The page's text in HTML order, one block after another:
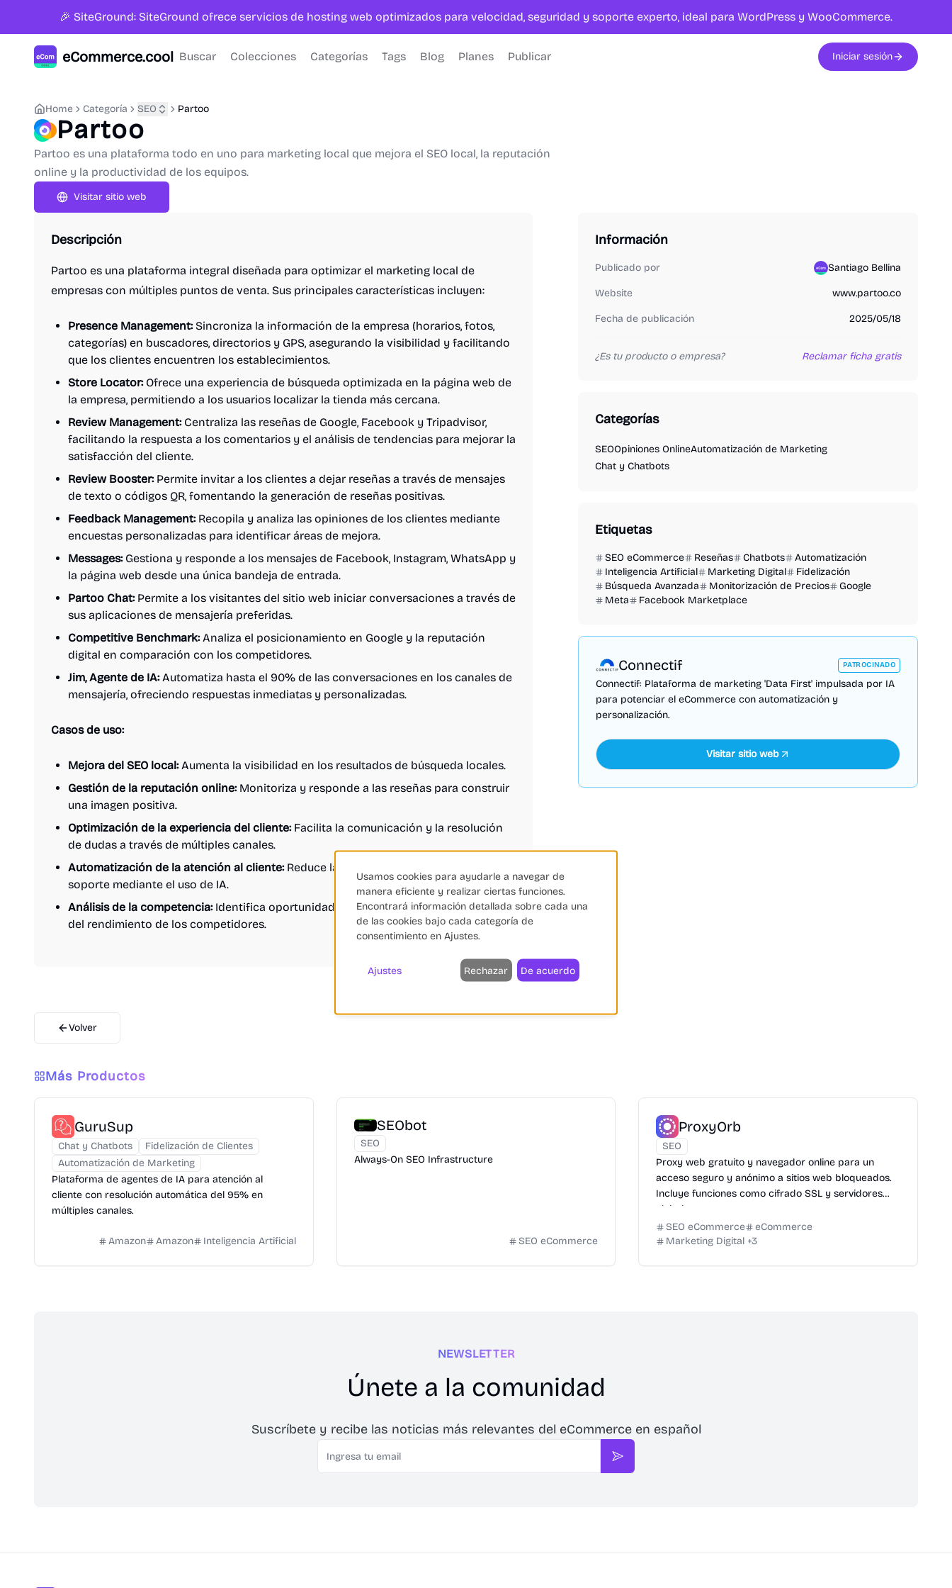
🎉 SiteGround: SiteGround ofrece servicios de hosting web optimizados para velocidad, seguridad y soporte experto, ideal para WordPress y WooCommerce.
eCommerce.cool Buscar Colecciones Categorías Tags Blog Planes Publicar Iniciar sesión
Home Categoría SEO Partoo
Partoo
Partoo es una plataforma todo en uno para marketing local que mejora el SEO local, la reputación
online y la productividad de los equipos.
Visitar sitio web
Descripción
Partoo es una plataforma integral diseñada para optimizar el marketing local de
empresas con múltiples puntos de venta. Sus principales características incluyen:
Presence Management:Sincroniza la información de la empresa (horarios, fotos,
categorías) en buscadores, directorios y GPS, asegurando la visibilidad y facilitando
que los clientes encuentren los establecimientos.
Store Locator:Ofrece una experiencia de búsqueda optimizada en la página web de
la empresa, permitiendo a los usuarios localizar la tienda más cercana.
Review Management:Centraliza las reseñas de Google, Facebook y Tripadvisor,
facilitando la respuesta a los comentarios y el análisis de tendencias para mejorar la
satisfacción del cliente.
Review Booster:Permite invitar a los clientes a dejar reseñas a través de mensajes
de texto o códigos QR, fomentando la generación de reseñas positivas.
Feedback Management:Recopila y analiza las opiniones de los clientes mediante
encuestas personalizadas para identificar áreas de mejora.
Messages:Gestiona y responde a los mensajes de Facebook, Instagram, WhatsApp y
la página web desde una única bandeja de entrada.
Partoo Chat:Permite a los visitantes del sitio web iniciar conversaciones a través de
sus aplicaciones de mensajería preferidas.
Competitive Benchmark:Analiza el posicionamiento en Google y la reputación
digital en comparación con los competidores.
Jim, Agente de IA:Automatiza hasta el 90% de las conversaciones en los canales de
mensajería, ofreciendo respuestas inmediatas y personalizadas.
Casos de uso:
Mejora del SEO local:Aumenta la visibilidad en los resultados de búsqueda locales.
Gestión de la reputación online:Monitoriza y responde a las reseñas para construir
una imagen positiva.
Optimización de la experiencia del cliente:Facilita la comunicación y la resolución
de dudas a través de múltiples canales.
Automatización de la atención al cliente:Reduce la carga de trabajo del equipo de
soporte mediante el uso de IA.
Análisis de la competencia:Identifica oportunidades de mejora a partir del análisis
del rendimiento de los competidores.
Volver
Información
Publicado por Santiago Bellina
Website www.partoo.co
Fecha de publicación 2025/05/18
¿Es tu producto o empresa? Reclamar ficha gratis
Categorías
SEOOpiniones OnlineAutomatización de Marketing
Chat y Chatbots
Etiquetas
SEO eCommerce Reseñas Chatbots
Automatización
Inteligencia Artificial
Marketing Digital
Fidelización
Búsqueda Avanzada
Monitorización de Precios
Google
Meta
Facebook Marketplace
Connectif PATROCINADO
Connectif: Plataforma de marketing 'Data First' impulsada por IA
para potenciar el eCommerce con automatización y
personalización.
Visitar sitio web
Más Productos
GuruSup
Chat y Chatbots
Fidelización de Clientes
Automatización de Marketing
Plataforma de agentes de IA para atención al
cliente con resolución automática del 95% en
múltiples canales.
Amazon Amazon Inteligencia Artificial
SEObot
SEO
Always-On SEO Infrastructure
SEO eCommerce
ProxyOrb
SEO
Proxy web gratuito y navegador online para un
acceso seguro y anónimo a sitios web bloqueados.
Incluye funciones como cifrado SSL y servidores
globales.
SEO eCommerce
eCommerce
Marketing Digital +3
NEWSLETTER
Únete a la comunidad
Suscríbete y recibe las noticias más relevantes del eCommerce en español
Email
Suscribirse
Usamos cookies para ayudarle a navegar de
manera eficiente y realizar ciertas funciones.
Encontrará información detallada sobre cada una
de las cookies bajo cada categoría de
consentimiento en Ajustes.
Ajustes Rechazar De acuerdo